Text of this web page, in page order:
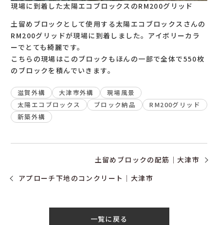
現場に到着した太陽エコブロックスのRM200グリッド
土留めブロックとして使用する太陽エコブロックスさんの
RM200グリッドが現場に到着しました。アイボリーカラ
ーでとても綺麗です。
こちらの現場はこのブロックもほんの一部で全体で550枚
のブロックを積んでいきます。
滋賀外構 大津市外構
現場風景
太陽エコブロックス
ブロック納品
RM200グリッド
新築外構
土留めブロックの配筋｜大津市
アプローチ下地のコンクリート｜大津市
一覧に戻る